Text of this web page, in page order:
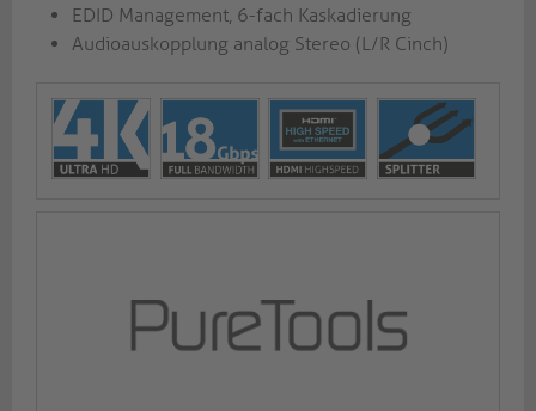
EDID Management, 6-fach Kaskadierung
Audioauskopplung analog Stereo (L/R Cinch)